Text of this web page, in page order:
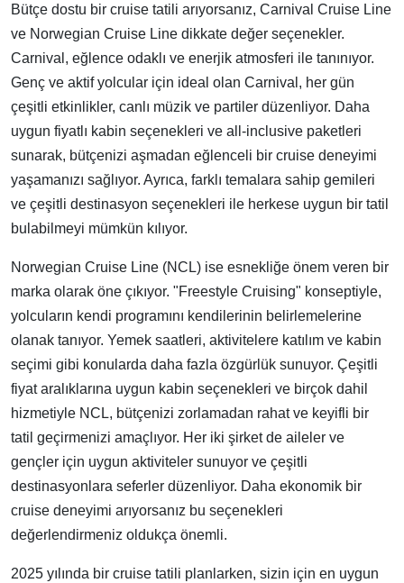
Bütçe dostu bir cruise tatili arıyorsanız, Carnival Cruise Line
ve Norwegian Cruise Line dikkate değer seçenekler.
Carnival, eğlence odaklı ve enerjik atmosferi ile tanınıyor.
Genç ve aktif yolcular için ideal olan Carnival, her gün
çeşitli etkinlikler, canlı müzik ve partiler düzenliyor. Daha
uygun fiyatlı kabin seçenekleri ve all-inclusive paketleri
sunarak, bütçenizi aşmadan eğlenceli bir cruise deneyimi
yaşamanızı sağlıyor. Ayrıca, farklı temalara sahip gemileri
ve çeşitli destinasyon seçenekleri ile herkese uygun bir tatil
bulabilmeyi mümkün kılıyor.
Norwegian Cruise Line (NCL) ise esnekliğe önem veren bir
marka olarak öne çıkıyor. "Freestyle Cruising" konseptiyle,
yolcuların kendi programını kendilerinin belirlemelerine
olanak tanıyor. Yemek saatleri, aktivitelere katılım ve kabin
seçimi gibi konularda daha fazla özgürlük sunuyor. Çeşitli
fiyat aralıklarına uygun kabin seçenekleri ve birçok dahil
hizmetiyle NCL, bütçenizi zorlamadan rahat ve keyifli bir
tatil geçirmenizi amaçlıyor. Her iki şirket de aileler ve
gençler için uygun aktiviteler sunuyor ve çeşitli
destinasyonlara seferler düzenliyor. Daha ekonomik bir
cruise deneyimi arıyorsanız bu seçenekleri
değerlendirmeniz oldukça önemli.
2025 yılında bir cruise tatili planlarken, sizin için en uygun